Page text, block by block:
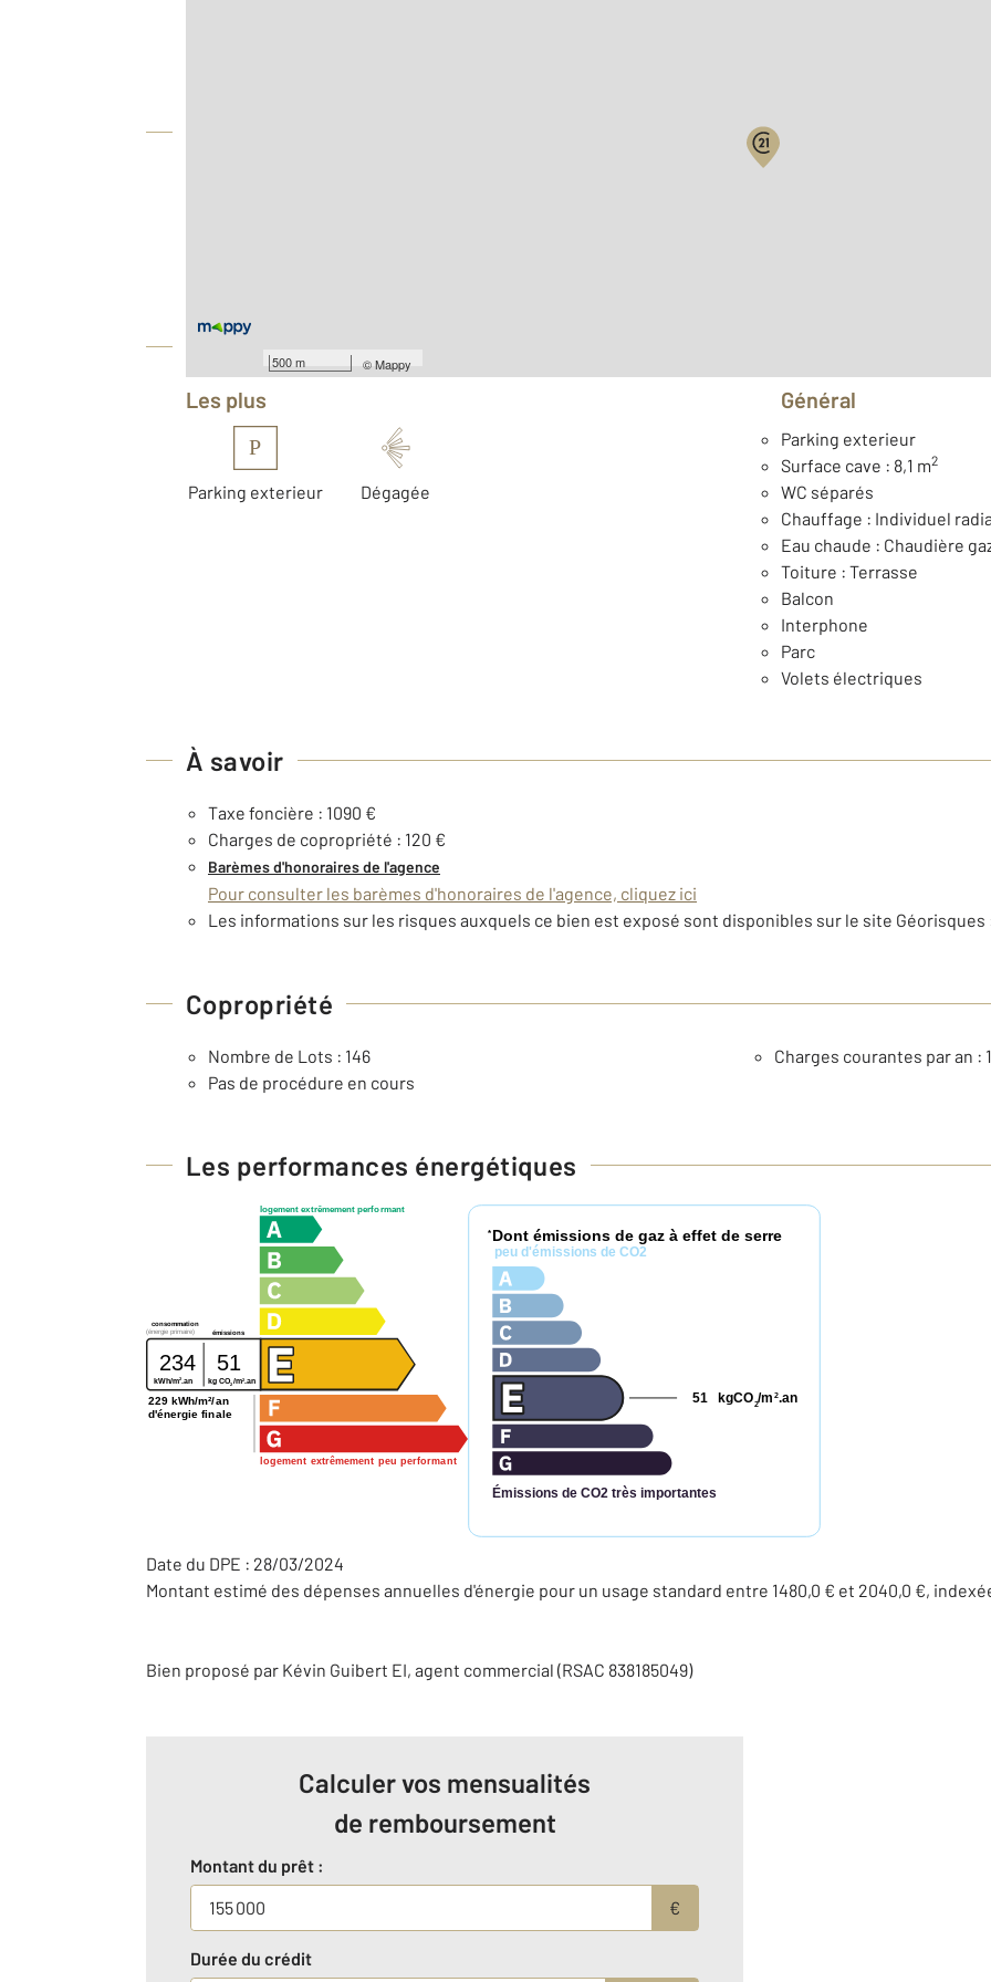
500 m ©Mappy
Les plus
P
Parking exterieur Dégagée
Général
Parking exterieur
Surface cave : 8,1 m2
WC séparés
Chauffage : Individuel
Eau chaude : Chaudière
Toiture : Terrasse
Balcon
Interphone
Parc
Volets électriques
À savoir
Taxe foncière : 1090 €
Charges de copropriété : 120 €
Barèmes d'honoraires de l'agence
Pour consulter les barèmes d'honoraires de l'agence, cliquez ici
Les informations sur les risques auxquels ce bien est exposé sont disponibles sur le site
Copropriété
Nombre de Lots : 146
Charges courantes par an :
Pas de procédure en cours
Les performances énergétiques
logement extrêmement performant
logement extrêmement peu performant
consommation
émissions
(énergie primaire)
234 51
kWh/m2 .an kg CO2/m2 .an
229 kWh/m²/an
d'énergie finale
* Dont émissions de gaz à effet de serre
peu d'émissions de CO2
Émissions de CO2 très importantes
kgCO2/m 2.an
51
Date du DPE : 28/03/2024
Montant estimé des dépenses annuelles d'énergie pour un usage standard entre 1480,0 € et 2040,0 €,
Bien proposé par Kévin Guibert EI, agent commercial (RSAC 838185049)
Calculer vos mensualités
de remboursement
Montant du prêt :
€
Durée du crédit